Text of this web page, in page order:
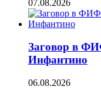
07.08.2026
Заговор в
Инфантино
06.08.2026